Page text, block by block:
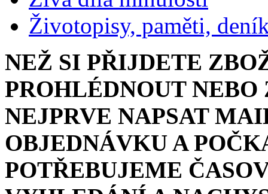
Životopisy, paměti,
NEŽ SI PŘIJDETE
PROHLÉDNOUT
NEJPRVE NAPSAT
OBJEDNÁVKU A
POTŘEBUJEME